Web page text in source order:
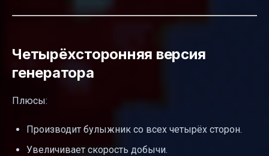
Четырёхсторонняя версия
генератора
Плюсы:
Производит булыжник со всех четырёх сторон.
Увеличивает скорость добычи.